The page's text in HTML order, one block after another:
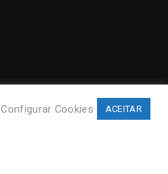
Configurar Cookies ACEITAR